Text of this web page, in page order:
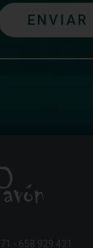
ENVIAR
- 658 929 431